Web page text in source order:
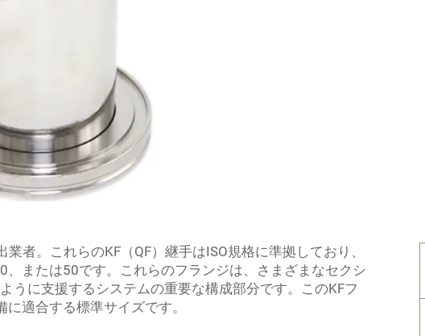
者。これらのKF（QF）継手はISO規格に準拠しており、
または50です。これらのフランジは、さまざまなセクシ
うに支援するシステムの重要な構成部分です。このKFフ
適合する標準サイズです。